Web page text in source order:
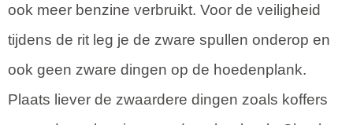
ook meer benzine verbruikt. Voor de veiligheid
tijdens de rit leg je de zware spullen onderop en
ook geen zware dingen op de hoedenplank.
Plaats liever de zwaardere dingen zoals koffers